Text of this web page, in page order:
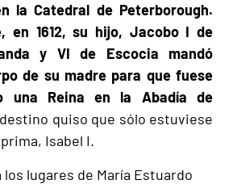
la Catedral de Peterborough.
en 1612, su hijo, Jacobo I de
y VI de Escocia mandó
de su madre para que fuese
una Reina en la Abadía de
quiso que sólo estuviese
Isabel I.
lugares de María Estuardo